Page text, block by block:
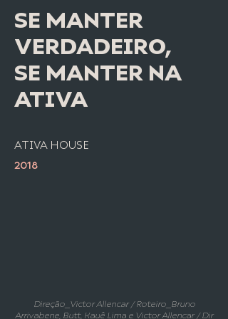
SE MANTER
VERDADEIRO,
SE MANTER NA
ATIVA
ATIVA HOUSE
2018
Direção_Victor Allencar / Roteiro_Bruno
Arrivabene, Butt, Kauê Lima e Victor Allencar / Dir